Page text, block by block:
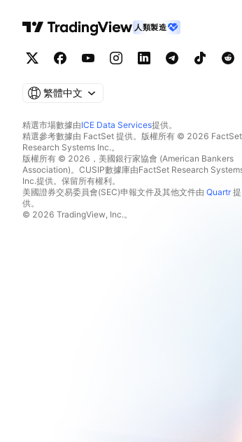
人類製造
繁體中文
精選市場數據由ICE Data Services提供。
精選參考數據由 FactSet 提供。版權所有 © 2026 FactSet
Research Systems Inc.。
版權所有 © 2026，美國銀行家協會 (American Bankers
Association)。CUSIP數據庫由FactSet Research
Inc.提供。保留所有權利。
美國證券交易委員會(SEC)申報文件及其他文件由 Quartr提
供。
© 2026 TradingView, Inc.。